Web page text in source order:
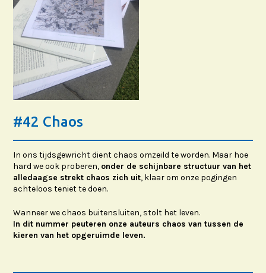
#42 Chaos
In ons tijdsgewricht dient chaos omzeild te worden. Maar hoe
hard we ook proberen, onder de schijnbare structuur van het
alledaagse strekt chaos zich uit, klaar om onze pogingen
achteloos teniet te doen.
Wanneer we chaos buitensluiten, stolt het leven.
In dit nummer peuteren onze auteurs chaos van tussen de
kieren van het opgeruimde leven.